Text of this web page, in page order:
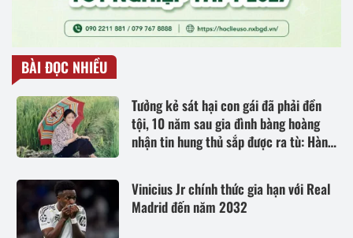
BÀI ĐỌC NHIỀU
Tưởng kẻ sát hại con gái đã phải đền
tội, 10 năm sau gia đình bàng hoàng
nhận tin hung thủ sắp được ra tù: Hành
Vinicius Jr chính thức gia hạn với Real
Madrid đến năm 2032